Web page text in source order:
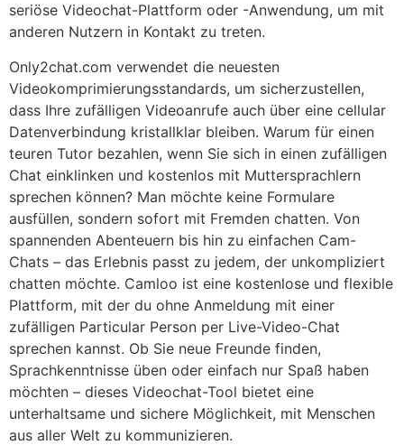
seriöse Videochat-Plattform oder -Anwendung, um mit
anderen Nutzern in Kontakt zu treten.
Only2chat.com verwendet die neuesten
Videokomprimierungsstandards, um sicherzustellen,
dass Ihre zufälligen Videoanrufe auch über eine cellular
Datenverbindung kristallklar bleiben. Warum für einen
teuren Tutor bezahlen, wenn Sie sich in einen zufälligen
Chat einklinken und kostenlos mit Muttersprachlern
sprechen können? Man möchte keine Formulare
ausfüllen, sondern sofort mit Fremden chatten. Von
spannenden Abenteuern bis hin zu einfachen Cam-
Chats – das Erlebnis passt zu jedem, der unkompliziert
chatten möchte. Camloo ist eine kostenlose und flexible
Plattform, mit der du ohne Anmeldung mit einer
zufälligen Particular Person per Live-Video-Chat
sprechen kannst. Ob Sie neue Freunde finden,
Sprachkenntnisse üben oder einfach nur Spaß haben
möchten – dieses Videochat-Tool bietet eine
unterhaltsame und sichere Möglichkeit, mit Menschen
aus aller Welt zu kommunizieren.